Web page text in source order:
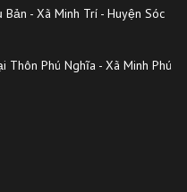
- Xã Minh Trí - Huyện Sóc
Thôn Phú Nghĩa - Xã Minh Phú